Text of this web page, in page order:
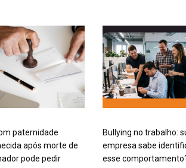
paternidade
após morte de
pode pedir
Bullying no trabalho:
empresa sabe
esse